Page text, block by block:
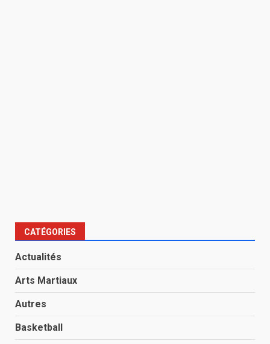
CATÉGORIES
Actualités
Arts Martiaux
Autres
Basketball